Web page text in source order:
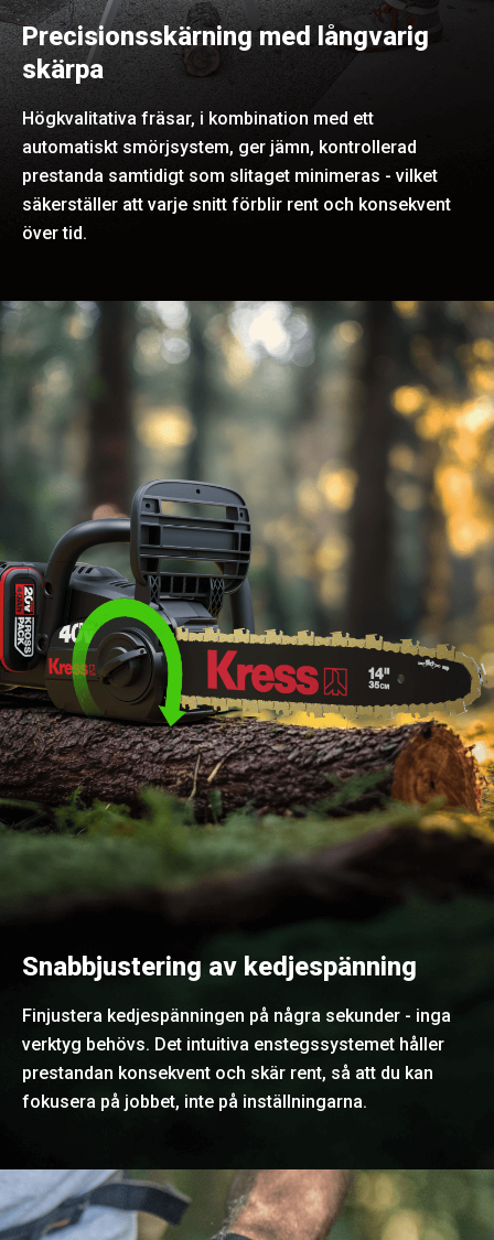
Precisionsskärning med långvarig
skärpa
Högkvalitativa fräsar, i kombination med ett
automatiskt smörjsystem, ger jämn, kontrollerad
prestanda samtidigt som slitaget minimeras - vilket
säkerställer att varje snitt förblir rent och konsekvent
över tid.
Snabbjustering av kedjespänning
Finjustera kedjespänningen på några sekunder - inga
verktyg behövs. Det intuitiva enstegssystemet håller
prestandan konsekvent och skär rent, så att du kan
fokusera på jobbet, inte på inställningarna.